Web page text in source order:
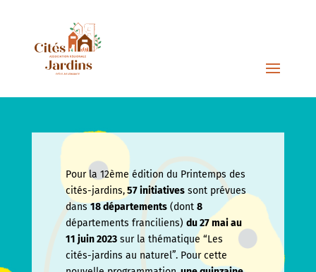
Pour la 12ème édition du Printemps des
cités-jardins,57 initiativessont prévues
dans18 départements(dont 8
départements franciliens) du 27 mai au
11 juin2023sur la thématique “Les
cités-jardins au naturel”. Pour cette